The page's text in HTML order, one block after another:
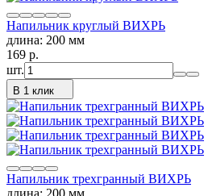
Напильник круглый ВИХРЬ
длина: 200 мм
169 p.
шт.
В 1 клик
Напильник трехгранный ВИХРЬ
длина: 200 мм